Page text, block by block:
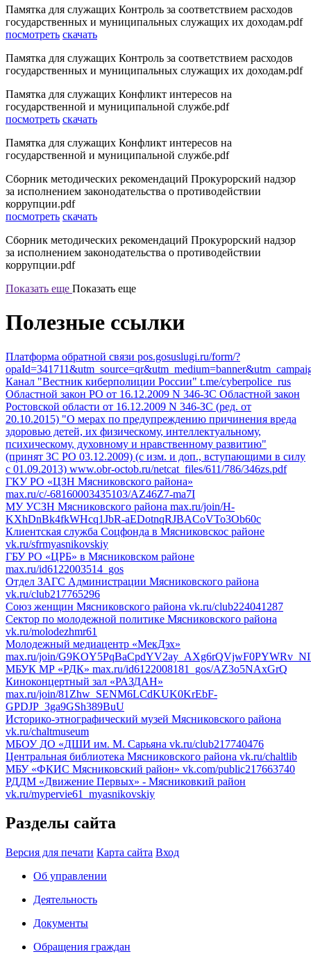
Памятка для служащих Контроль за соответствием расходов
государственных и муниципальных служащих их доходам.pdf
посмотреть скачать
Памятка для служащих Контроль за соответствием расходов
государственных и муниципальных служащих их доходам.pdf
Памятка для служащих Конфликт интересов на
государственной и муниципальной службе.pdf
посмотреть скачать
Памятка для служащих Конфликт интересов на
государственной и муниципальной службе.pdf
Сборник методических рекомендаций Прокурорский надзор
за исполнением законодательства о противодействии
коррупции.pdf
посмотреть скачать
Сборник методических рекомендаций Прокурорский надзор
за исполнением законодательства о противодействии
коррупции.pdf
Показать еще Показать еще
Полезные ссылки
Платформа обратной связи pos.gosuslugi.ru/form/?
Канал "Вестник киберполиции России" t.me/cyberpolice_rus
Областной закон РО от 16.12.2009 N 346-ЗС Областной закон
Ростовской области от 16.12.2009 N 346-ЗС (ред. от
20.10.2015) "О мерах по предупреждению причинения вреда
здоровью детей, их физическому, интеллектуальному,
психическому, духовному и нравственному развитию"
(принят ЗС РО 03.12.2009) (с изм. и доп., вступающими в силу
с 01.09.2013) www.obr-octob.ru/netcat_files/611/786/346zs.pdf
ГКУ РО «ЦЗН Мясниковского района»
max.ru/c/-68160003435103/AZ46Z7-ma7I
МУ УСЗН Мясниковского района max.ru/join/H-
KXhDnBk4fkWHcq1JbR-aEDotnqRJBACoVTo3Ob60c
Клиентская служба Соцфонда в Мясниковскос районе
vk.ru/sfrmyasnikovskiy
ГБУ РО «ЦРБ» в Мясниковском районе
max.ru/id6122003514_gos
Отдел ЗАГС Администрации Мясниковского района
vk.ru/club217765296
Союз женщин Мясниковского района vk.ru/club224041287
Сектор по молодежной политике Мясниковского района
vk.ru/molodezhmr61
Молодежный медиацентр «МекДэх»
max.ru/join/
МБУК МР «РДК» max.ru/id6122008181_gos/AZ3o5NAxGrQ
Киноконцертный зал «РАЗДАН»
max.ru/join/81Zhw_SENM6LCdKUK0KrEbF-
GPDJP_3ga9GSh389BuU
Историко-этнографический музей Мясниковского района
vk.ru/chaltmuseum
МБОУ ДО «ДШИ им. М. Сарьяна vk.ru/club217740476
Центральная библиотека Мясниковского района vk.ru/chaltlib
МБУ «ФКИС Мясниковский район» vk.com/public217663740
РДДМ «Движение Первых» - Мясниковкий район
vk.ru/mypervie61_myasnikovskiy
Разделы сайта
Версия для печати Карта сайта Вход
Об управлении
Деятельность
Документы
Обращения граждан